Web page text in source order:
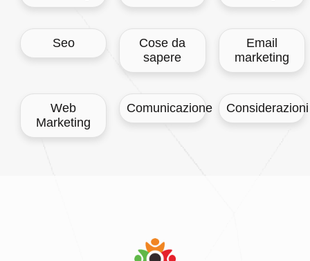
Seo
Cose da
sapere
Email
marketing
Web
Marketing
Comunicazione Considerazioni